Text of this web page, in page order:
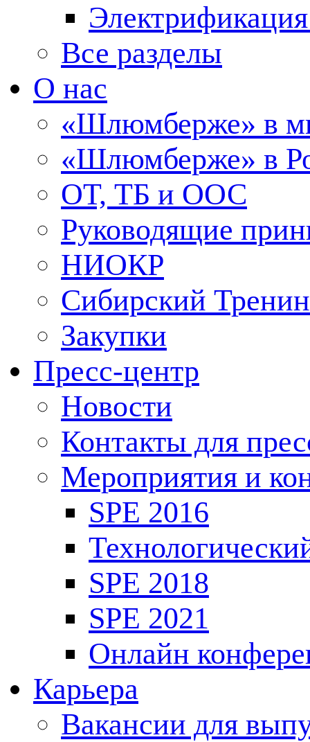
Все разделы
О нас
«Шлюмберже» в
«Шлюмберже» в
ОТ, ТБ и ООС
Руководящие
НИОКР
Сибирский
Закупки
Пресс-центр
Новости
Контакты для
Мероприятия и
SPE 2016
SPE 2018
SPE 2021
Онлайн
Карьера
Вакансии для